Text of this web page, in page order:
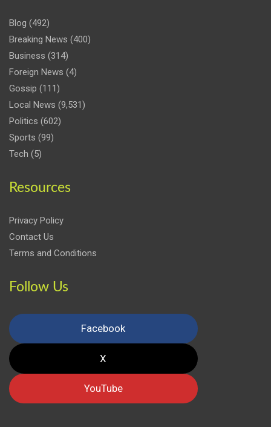
Blog (492)
Breaking News (400)
Business (314)
Foreign News (4)
Gossip (111)
Local News (9,531)
Politics (602)
Sports (99)
Tech (5)
Resources
Privacy Policy
Contact Us
Terms and Conditions
Follow Us
Facebook
X
YouTube